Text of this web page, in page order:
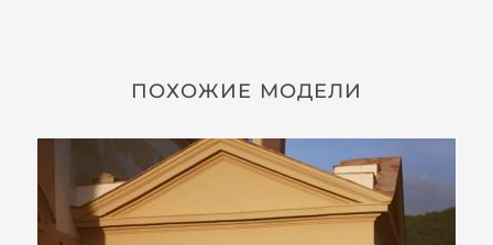
ПОХОЖИЕ МОДЕЛИ